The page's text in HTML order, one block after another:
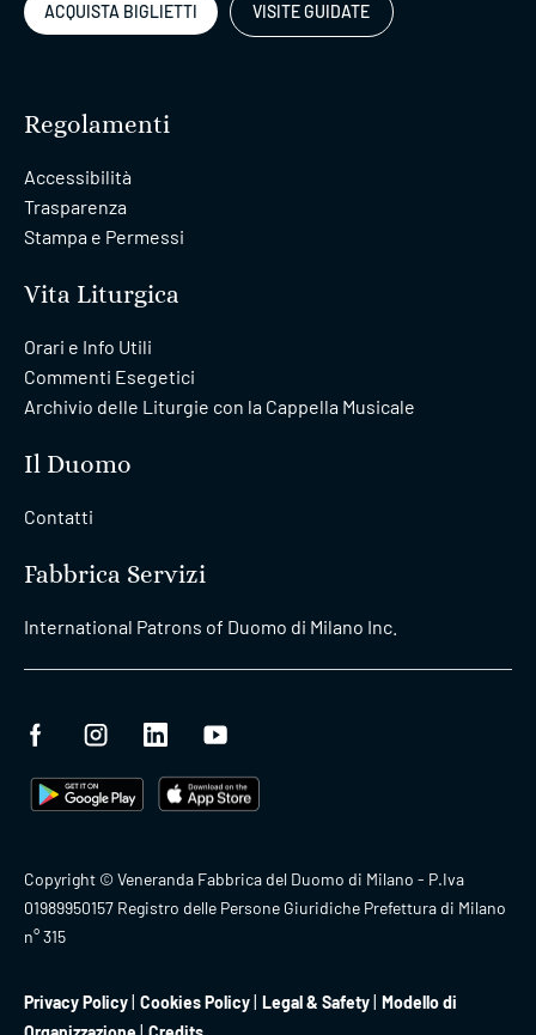
ACQUISTA BIGLIETTI VISITE GUIDATE
Regolamenti
Accessibilità
Trasparenza
Stampa e Permessi
Vita Liturgica
Orari e Info Utili
Commenti Esegetici
Archivio delle Liturgie con la Cappella Musicale
Il Duomo
Contatti
Fabbrica Servizi
International Patrons of Duomo di Milano Inc.
Copyright © Veneranda Fabbrica del Duomo di Milano - P.Iva
01989950157 Registro delle Persone Giuridiche Prefettura di Milano
n° 315
Privacy Policy Cookies Policy Legal & Safety
Modello di